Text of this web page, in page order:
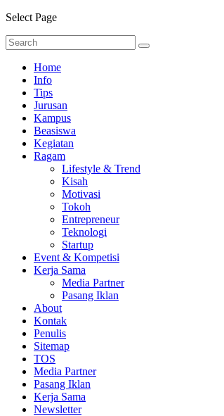
Select Page
Home
Info
Tips
Jurusan
Kampus
Beasiswa
Kegiatan
Ragam
Lifestyle & Trend
Kisah
Motivasi
Tokoh
Entrepreneur
Teknologi
Startup
Event & Kompetisi
Kerja Sama
Media Partner
Pasang Iklan
About
Kontak
Penulis
Sitemap
TOS
Media Partner
Pasang Iklan
Kerja Sama
Newsletter